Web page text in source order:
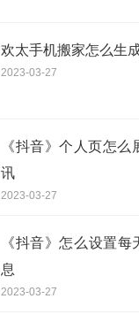
欢太手机搬家怎么生
2023-03-27
《抖音》个人页怎
讯
2023-03-27
《抖音》怎么设置
息
2023-03-27